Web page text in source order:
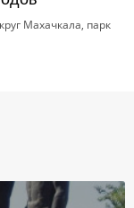
Махачкала, парк